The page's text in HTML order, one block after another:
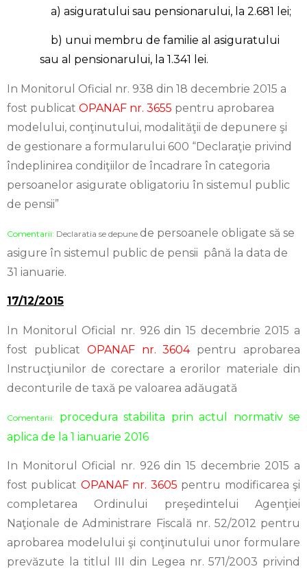
a) asiguratului sau pensionarului, la 2.681 lei;
b) unui membru de familie al asiguratului
sau al pensionarului, la 1.341 lei.
In Monitorul Oficial nr. 938 din 18 decembrie 2015 a
fost publicat OPANAF nr. 3655 pentru aprobarea
modelului, conţinutului, modalităţii de depunere şi
de gestionare a formularului 600 “Declaraţie privind
îndeplinirea condiţiilor de încadrare în categoria
persoanelor asigurate obligatoriu în sistemul public
de pensii”
Comentarii: Declaratia se depune de persoanele obligate să se
asigure în sistemul public de pensii până la data de
31 ianuarie.
17/12/2015
In Monitorul Oficial nr. 926 din 15 decembrie 2015 a
fost publicat OPANAF nr. 3604pentru aprobarea
Instrucţiunilor de corectare a erorilor materiale din
deconturile de taxă pe valoarea adăugată
Comentarii: procedura stabilita prin actul normativ se
aplica de la 1 ianuarie 2016
In Monitorul Oficial nr. 926 din 15 decembrie 2015 a
fost publicat OPANAF nr. 3605 pentru modificarea şi
completarea Ordinului preşedintelui Agenţiei
Naţionale de Administrare Fiscală nr. 52/2012 pentru
aprobarea modelului şi conţinutului unor formulare
prevăzute la titlul III din Legea nr. 571/2003 privind